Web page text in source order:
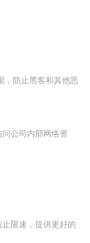
，防止黑客和其他恶
公司内部网络资
限速，提供更好的